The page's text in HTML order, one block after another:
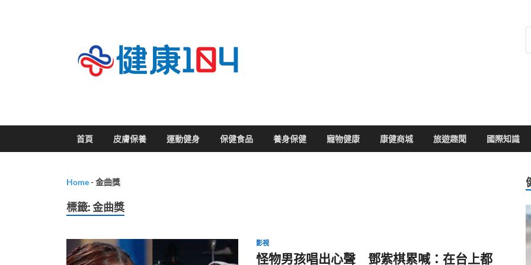
首頁 皮膚保養 運動健身 保健食品 養身保健 寵物健康 康健商城 旅遊趣聞 國際知識
Home-金曲獎
標籤:金曲獎
影視
怪物男孩唱出心聲 鄧紫棋累喊：在台上都